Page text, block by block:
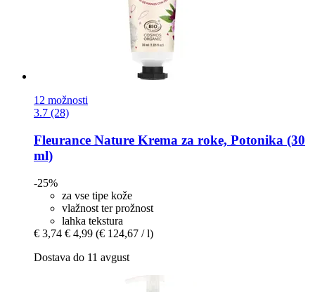
12 možnosti
3.7 (28)
Fleurance Nature Krema za roke, Potonika (30
ml)
-25%
za vse tipe kože
vlažnost ter prožnost
lahka tekstura
€ 3,74 € 4,99 (€ 124,67 / l)
Dostava do 11 avgust